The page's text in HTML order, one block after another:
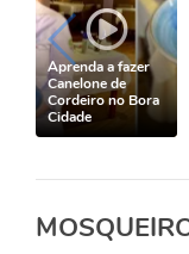
Aprenda a fazer
Canelone de
Cordeiro no Bora
Cidade